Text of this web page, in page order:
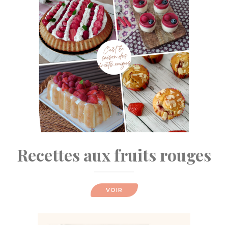
Recettes aux fruits rouges
VOIR